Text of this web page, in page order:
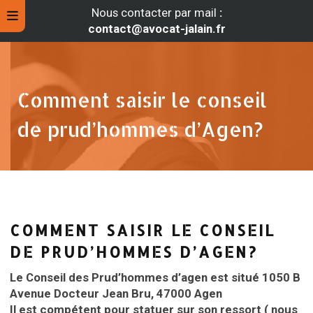
Nous contacter par mail :
contact@avocat-jalain.fr
Comment saisir le conseil
de prud’hommes d’Agen?
COMMENT SAISIR LE CONSEIL
DE PRUD’HOMMES D’AGEN?
Le Conseil des Prud’hommes d’agen est situé 1050 B
Avenue Docteur Jean Bru, 47000 Agen
Il est compétent pour statuer sur son ressort ( nous